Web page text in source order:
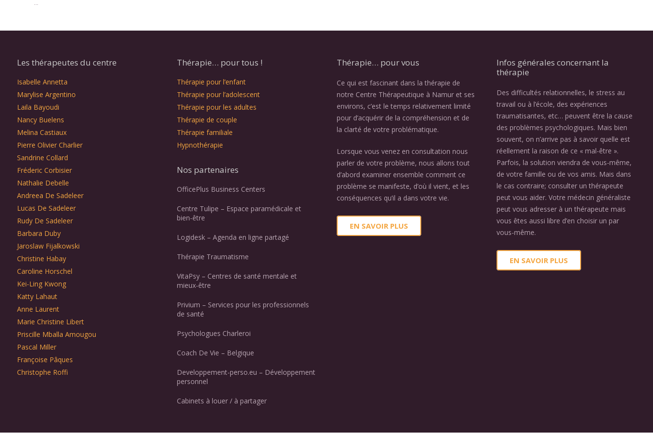
...
Les thérapeutes du centre
Isabelle Annetta
Marylise Argentino
Laila Bayoudi
Nancy Buelens
Melina Castiaux
Pierre Olivier Charlier
Sandrine Collard
Fréderic Corbisier
Nathalie Debelle
Andreea De Sadeleer
Lucas De Sadeleer
Rudy De Sadeleer
Barbara Duby
Jaroslaw Fijalkowski
Christine Habay
Caroline Horschel
Kei-Ling Kwong
Katty Lahaut
Anne Laurent
Marie Christine Libert
Priscille Mballa Amougou
Pascal Miller
Françoise Pâques
Christophe Roffi
Thérapie… pour tous !
Thérapie pour l’enfant
Thérapie pour l’adolescent
Thérapie pour les adultes
Thérapie de couple
Thérapie familiale
Hypnothérapie
Nos partenaires
OfficePlus Business Centers
Centre Tulipe – Espace paramédicale et
bien-être
Logidesk – Agenda en ligne partagé
Thérapie Traumatisme
VitaPsy – Centres de santé mentale et
mieux-être
Privium – Services pour les professionnels
de santé
Psychologues Charleroi
Coach De Vie – Belgique
Developpement-perso.eu – Développement
personnel
Cabinets à louer / à partager
Thérapie… pour vous
Ce qui est fascinant dans la thérapie de
notre Centre Thérapeutique à Namur et ses
environs, c’est le temps relativement limité
pour d’acquérir de la compréhension et de
la clarté de votre problématique.
Lorsque vous venez en consultation nous
parler de votre problème, nous allons tout
d’abord examiner ensemble comment ce
problème se manifeste, d’où il vient, et les
conséquences qu’il a dans votre vie.
EN SAVOIR PLUS
Infos générales concernant la
thérapie
Des difficultés relationnelles, le stress au
travail ou à l’école, des expériences
traumatisantes, etc… peuvent être la cause
des problèmes psychologiques. Mais bien
souvent, on n’arrive pas à savoir quelle est
réellement la raison de ce « mal-être ».
Parfois, la solution viendra de vous-même,
de votre famille ou de vos amis. Mais dans
le cas contraire; consulter un thérapeute
peut vous aider. Votre médecin généraliste
peut vous adresser à un thérapeute mais
vous êtes aussi libre d’en choisir un par
vous-même.
EN SAVOIR PLUS